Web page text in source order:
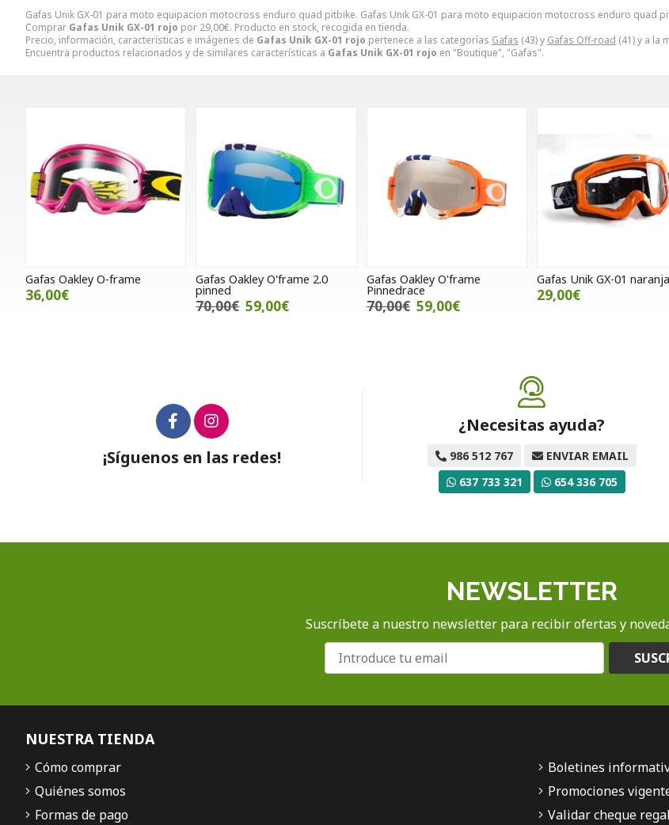
Gafas Unik GX-01 para moto equipacion motocross enduro quad pitbike. Gafas Unik GX-01 para moto equipacion motocross enduro quad
Comprar Gafas Unik GX-01 rojo por 29,00€. Producto en stock, recogida en tienda.
Precio, información, características e imágenes de Gafas Unik GX-01 rojo pertenece a las categorías Gafas (43) y Gafas Off-road (41) y a la
Encuentra productos relacionados y de similares características a Gafas Unik GX-01 rojo en "Boutique", "Gafas".
Gafas Oakley O-frame
36,00€
Gafas Oakley O'frame 2.0
pinned
70,00€ 59,00€
Gafas Oakley O'frame
Pinnedrace
70,00€ 59,00€
Gafas Unik GX-01 naranja
29,00€
¡Síguenos en las redes!
¿Necesitas ayuda?
986 512 767
ENVIAR EMAIL
637 733 321
654 336 705
NEWSLETTER
Suscríbete a nuestro newsletter para recibir ofertas y
NUESTRA TIENDA
Cómo comprar
Quiénes somos
Formas de pago
Boletines
Promociones
Validar cheque